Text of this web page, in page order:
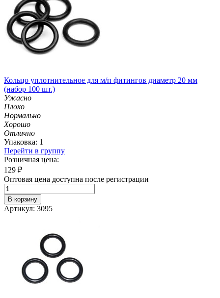
Кольцо уплотнительное для м/п фитингов диаметр 20 мм
(набор 100 шт.)
Ужасно
Плохо
Нормально
Хорошо
Отлично
Упаковка: 1
Перейти в группу
Розничная цена:
129 ₽
Оптовая цена доступна после регистрации
В корзину
Артикул: 3095